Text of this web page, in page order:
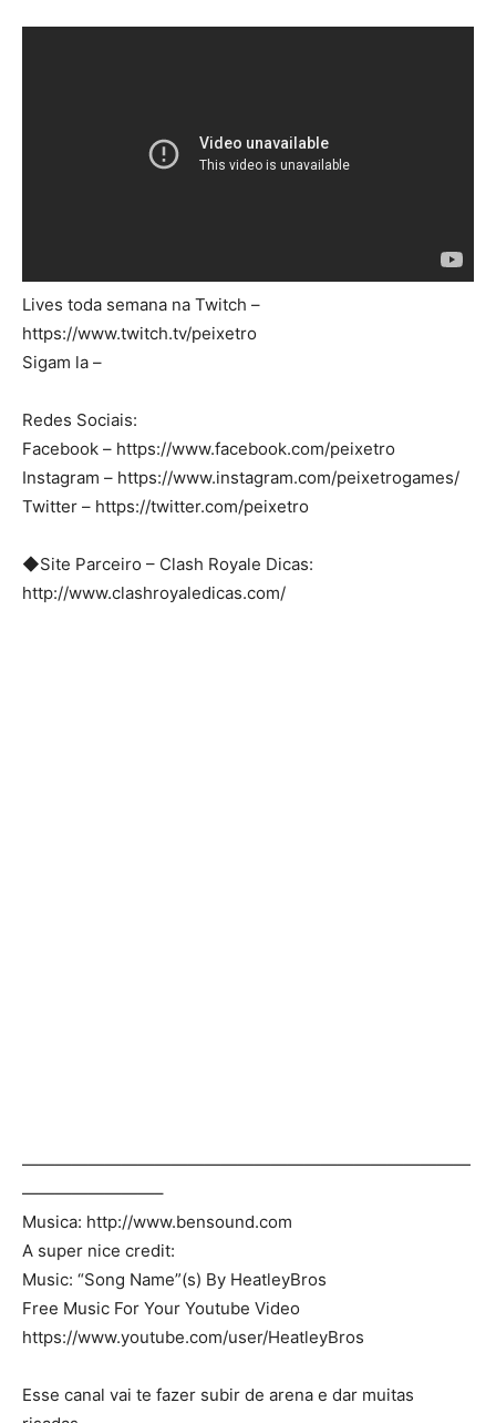
Lives toda semana na Twitch –
https://www.twitch.tv/peixetro
Sigam la –
Redes Sociais:
Facebook – https://www.facebook.com/peixetro
Instagram – https://www.instagram.com/peixetrogames/
Twitter – https://twitter.com/peixetro
◆Site Parceiro – Clash Royale Dicas:
http://www.clashroyaledicas.com/
———————————————————————————
————————–
Musica: http://www.bensound.com
A super nice credit:
Music: “Song Name”(s) By HeatleyBros
Free Music For Your Youtube Video
https://www.youtube.com/user/HeatleyBros
Esse canal vai te fazer subir de arena e dar muitas